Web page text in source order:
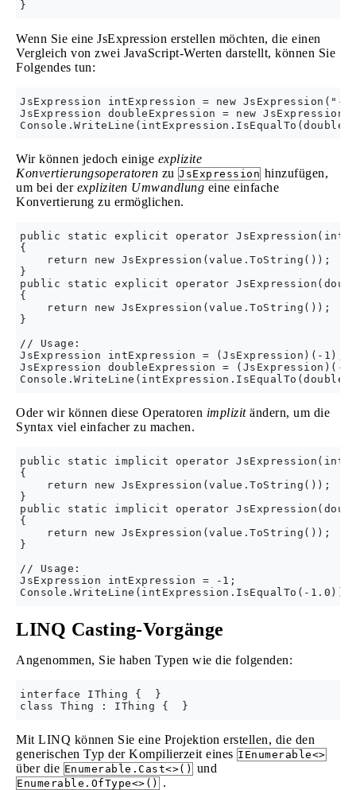
Wenn Sie eine JsExpression erstellen möchten, die einen
Vergleich von zwei JavaScript-Werten darstellt, können Sie
Folgendes tun:
JsExpression intExpression = new JsExpression("-
JsExpression doubleExpression = new
Wir können jedoch einige explizite
Konvertierungsoperatoren zu JsExpression hinzufügen,
um bei der expliziten Umwandlung eine einfache
Konvertierung zu ermöglichen.
public static explicit operator JsExpression(int
{
    return new JsExpression(value.ToString());
}
public static explicit operator
{
    return new JsExpression(value.ToString());
}
// Usage:
JsExpression intExpression = (JsExpression)(-1);
JsExpression doubleExpression = (JsExpression)(-
Oder wir können diese Operatoren implizitändern, um die
Syntax viel einfacher zu machen.
public static implicit operator JsExpression(int
{
    return new JsExpression(value.ToString());
}
public static implicit operator
{
    return new JsExpression(value.ToString());
}
// Usage:
JsExpression intExpression = -1;
LINQ Casting-Vorgänge
Angenommen, Sie haben Typen wie die folgenden:
interface IThing {  }
Mit LINQ können Sie eine Projektion erstellen, die den
generischen Typ der Kompilierzeit eines IEnumerable<>
über die Enumerable.Cast<>() und
Enumerable.OfType<>() .